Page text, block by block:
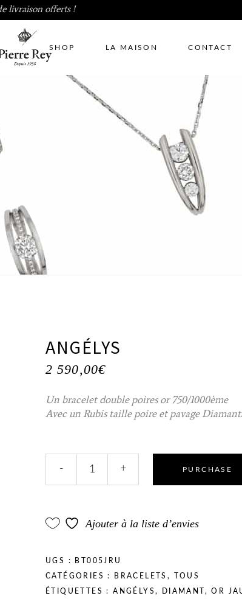
livraison offerts !
SHOP LA MAISON CONTACT
No products in the cart.
ANGÉLYS
2 590,00€
Un bracelet double poires or 750/1000ème
Avec un Rubis taille poire et pavage
- + PURCHASE
Ajouter à la liste d’envies
UGS : BT005JRU
CATÉGORIES : BRACELETS , TOUS
ÉTIQUETTES :ANGÉLYS, DIAMANT ,OR